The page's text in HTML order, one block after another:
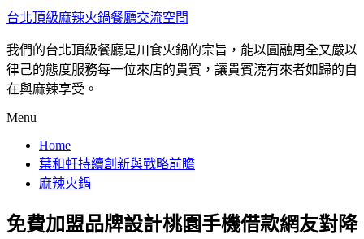
台北頂級麻辣火鍋餐廳交流空間
我們的台北頂級餐廳是川食火鍋的宗旨，能以圓融周全又嚴以
律己的態度服務每一位來店的貴賓，讓貴賓澆有來者如歸的自
在與麻辣享受。
Menu
Home
葉和軒持續創新與戰略前瞻
麻辣火鍋
免費加盟品牌設計桃園手機借款網友對降